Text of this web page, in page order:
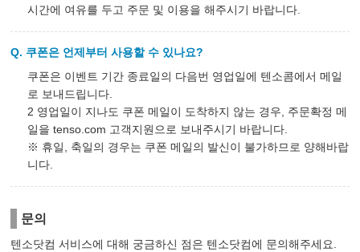
시간에 여유를 두고 주문 및 이용을 해주시기 바랍니다.
쿠폰은 언제부터 사용할 수 있나요?
쿠폰은 이벤트 기간 종료일의 다음번 영업일에 텐소콤에서 메일
로 보내드립니다.
2 영업일이 지나도 쿠폰 메일이 도착하지 않는 경우, 주문확정 메
일을 tenso.com 고객지원으로 보내주시기 바랍니다.
※ 휴일, 축일의 경우는 쿠폰 메일의 발신이 불가하므로 양해바랍
니다.
문의
텐소닷컴 서비스에 대해 궁금하신 점은 텐소닷컴에 문의해주세요.